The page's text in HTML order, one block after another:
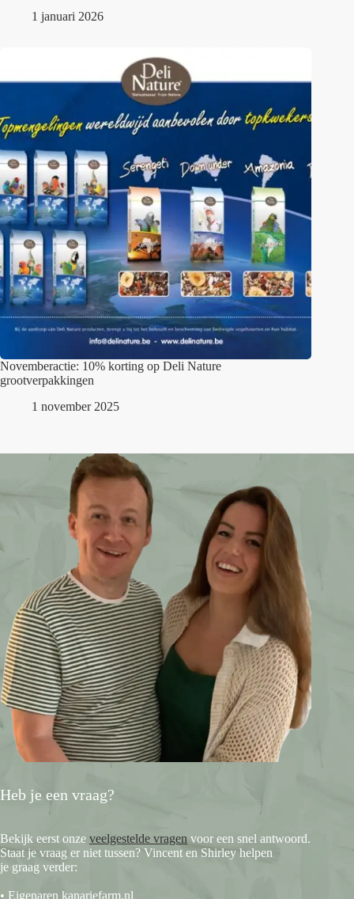
1 januari 2026
Novemberactie: 10% korting op Deli Nature
grootverpakkingen
1 november 2025
Heb je een vraag?
Bekijk eerst onze veelgestelde vragen voor een snel antwoord.
Staat je vraag er niet tussen? Vincent en Shirley helpen
je graag verder:
• Eigenaren kanariefarm.nl